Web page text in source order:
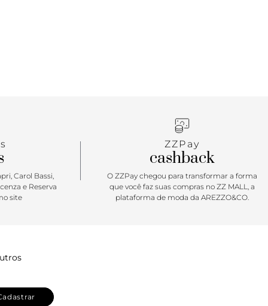
Carol Bassi,
e Reserva
site
ZZPay
cashback
O ZZPay chegou para transformar a forma
que você faz suas compras no ZZ MALL, a
plataforma de moda da AREZZO&CO.